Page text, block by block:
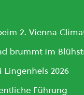
2. Vienna
brummt im
2026
Führung